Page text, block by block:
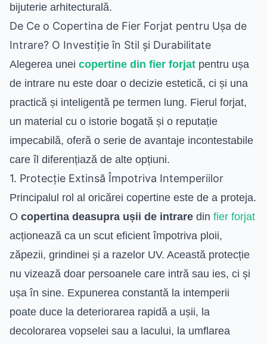
bijuterie arhitecturală.
De Ce o Copertina de Fier Forjat pentru Ușa de
Intrare? O Investiție în Stil și Durabilitate
Alegerea unei copertine din fier forjat pentru ușa
de intrare nu este doar o decizie estetică, ci și una
practică și inteligentă pe termen lung. Fierul forjat,
un material cu o istorie bogată și o reputație
impecabilă, oferă o serie de avantaje incontestabile
care îl diferențiază de alte opțiuni.
1. Protecție Extinsă Împotriva Intemperiilor
Principalul rol al oricărei copertine este de a proteja.
O copertina deasupra ușii de intrare din fier forjat
acționează ca un scut eficient împotriva ploii,
zăpezii, grindinei și a razelor UV. Această protecție
nu vizează doar persoanele care intră sau ies, ci și
ușa în sine. Expunerea constantă la intemperii
poate duce la deteriorarea rapidă a ușii, la
decolorarea vopselei sau a lacului, la umflarea